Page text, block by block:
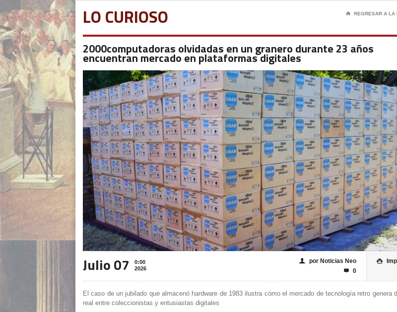
LO CURIOSO ⌂ REGRESAR A LA
2000computadoras olvidadas en un granero durante 23 años
encuentran mercado en plataformas digitales
Julio 07
0:00
2026

👤 por Noticias Neo
 0
El caso de un jubilado que almacenó hardware de 1983 ilustra cómo el mercado de tecnología retro genera
real entre coleccionistas y entusiastas digitales